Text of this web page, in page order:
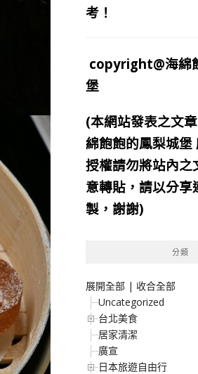
考！
copyright@海綿
堡
(本網站發表之文
綿飽飽的鳳梨城堡
授權請勿將站內之
意轉貼，請以分享
製，謝謝)
分類
展開全部 | 收合全部
Uncategorized
台北美食
居家清潔
廣宣
日本旅遊自由行